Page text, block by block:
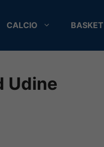
CALCIO BASKET
Udine